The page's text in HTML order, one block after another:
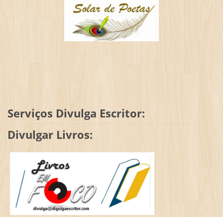
Serviços Divulga Escritor:
Divulgar Livros: